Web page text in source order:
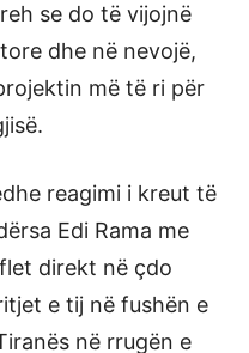
se do të vijojnë
dhe në nevojë,
më të ri për
reagimi i kreut të
Edi Rama me
direkt në çdo
e tij në fushën e
në rrugën e